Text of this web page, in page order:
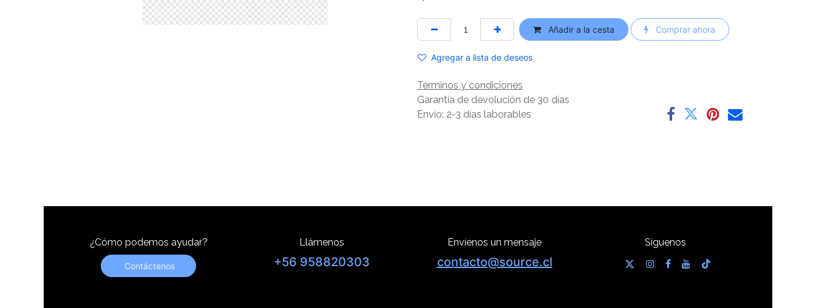
Añadir a la cesta Comprar ahora
Agregar a lista de deseos
Términos y condiciones
Garantía de devolución de 30 días
Envío: 2-3 días laborables
¿Cómo podemos ayudar?
Contáctenos
Llámenos
+56 958820303
Envíenos un mensaje
contacto@source.cl
Síguenos